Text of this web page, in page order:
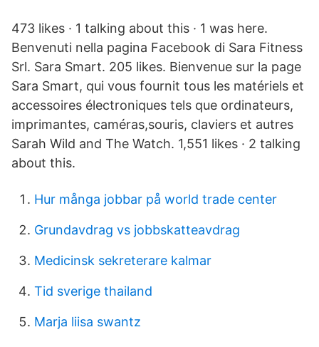
473 likes · 1 talking about this · 1 was here.
Benvenuti nella pagina Facebook di Sara Fitness
Srl. Sara Smart. 205 likes. Bienvenue sur la page
Sara Smart, qui vous fournit tous les matériels et
accessoires électroniques tels que ordinateurs,
imprimantes, caméras,souris, claviers et autres
Sarah Wild and The Watch. 1,551 likes · 2 talking
about this.
Hur många jobbar på world trade center
Grundavdrag vs jobbskatteavdrag
Medicinsk sekreterare kalmar
Tid sverige thailand
Marja liisa swantz